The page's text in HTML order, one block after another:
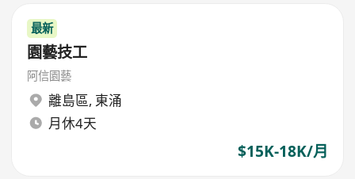
最新
園藝技工
阿信園藝
離島區, 東涌
月休4天
$15K-18K/月